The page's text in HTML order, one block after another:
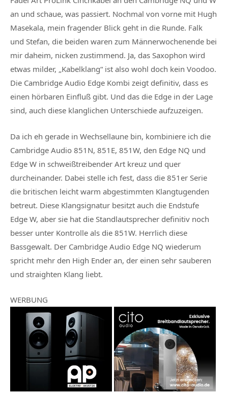
an und schaue, was passiert. Nochmal von vorne mit Hugh
Masekala, mein fragender Blick geht in die Runde. Falk
und Stefan, die beiden waren zum Männerwochenende bei
mir daheim, nicken zustimmend. Ja, das Saxophon wird
etwas milder, „Kabelklang“ ist also wohl doch kein Voodoo.
Die Cambridge Audio Edge Kombi zeigt definitiv, dass es
einen hörbaren Einfluß gibt. Und das die Edge in der Lage
sind, auch diese klanglichen Unterschiede aufzuzeigen.
Da ich eh gerade in Wechsellaune bin, kombiniere ich die
Cambridge Audio 851N, 851E, 851W, den Edge NQ und
Edge W in schweißtreibender Art kreuz und quer
durcheinander. Dabei stelle ich fest, dass die 851er Serie
die britischen leicht warm abgestimmten Klangtugenden
betreut. Diese Klangsignatur besitzt auch die Endstufe
Edge W, aber sie hat die Standlautsprecher definitiv noch
besser unter Kontrolle als die 851W. Herrlich diese
Bassgewalt. Der Cambridge Audio Edge NQ wiederum
spricht mehr den High Ender an, der einen sehr sauberen
und straighten Klang liebt.
WERBUNG